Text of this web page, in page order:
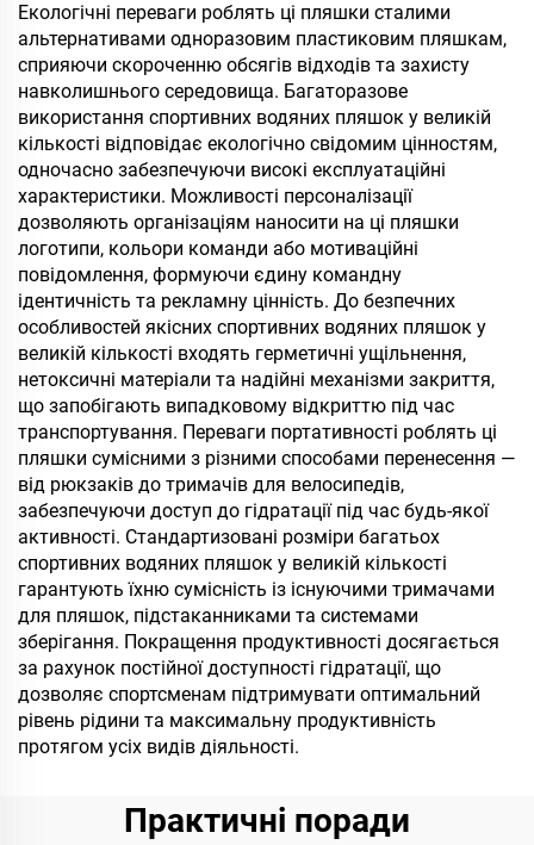
Екологічні переваги роблять ці пляшки сталими
альтернативами одноразовим пластиковим пляшкам,
сприяючи скороченню обсягів відходів та захисту
навколишнього середовища. Багаторазове
використання спортивних водяних пляшок у великій
кількості відповідає екологічно свідомим цінностям,
одночасно забезпечуючи високі експлуатаційні
характеристики. Можливості персоналізації
дозволяють організаціям наносити на ці пляшки
логотипи, кольори команди або мотиваційні
повідомлення, формуючи єдину командну
ідентичність та рекламну цінність. До безпечних
особливостей якісних спортивних водяних пляшок у
великій кількості входять герметичні ущільнення,
нетоксичні матеріали та надійні механізми закриття,
що запобігають випадковому відкриттю під час
транспортування. Переваги портативності роблять ці
пляшки сумісними з різними способами перенесення —
від рюкзаків до тримачів для велосипедів,
забезпечуючи доступ до гідратації під час будь-якої
активності. Стандартизовані розміри багатьох
спортивних водяних пляшок у великій кількості
гарантують їхню сумісність із існуючими тримачами
для пляшок, підстаканниками та системами
зберігання. Покращення продуктивності досягається
за рахунок постійної доступності гідратації, що
дозволяє спортсменам підтримувати оптимальний
рівень рідини та максимальну продуктивність
протягом усіх видів діяльності.
Практичні поради